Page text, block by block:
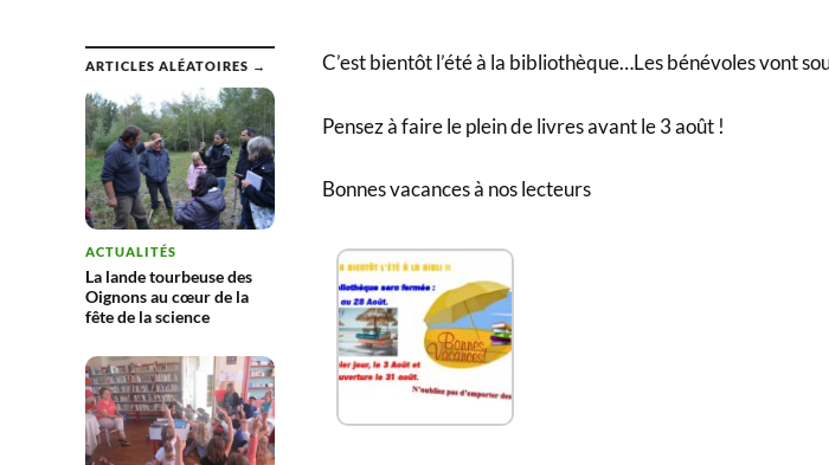
ARTICLES ALÉATOIRES →
ACTUALITÉS
La lande tourbeuse des
Oignons au cœur de la
fête de la science
C’est bientôt l’été à la bibliothèque…Les bénévoles vont
Pensez à faire le plein de livres avant le 3 août !
Bonnes vacances à nos lecteurs